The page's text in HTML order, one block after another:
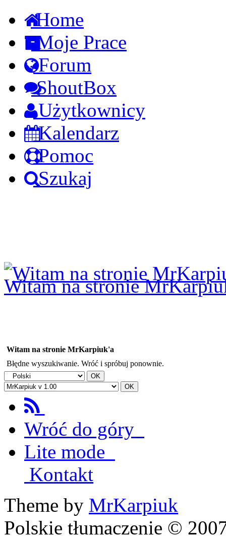
Home
Moje Prace
Forum
ShoutBox
Użytkownicy
Kalendarz
Pomoc
Szukaj
Witam na stronie
Witam na stronie MrKarpiuk'a
Błędne wyszukiwanie. Wróć i spróbuj ponownie.
Wróć do góry
Lite mode
Kontakt
Theme by MrKarpiuk
Polskie tłumaczenie ©